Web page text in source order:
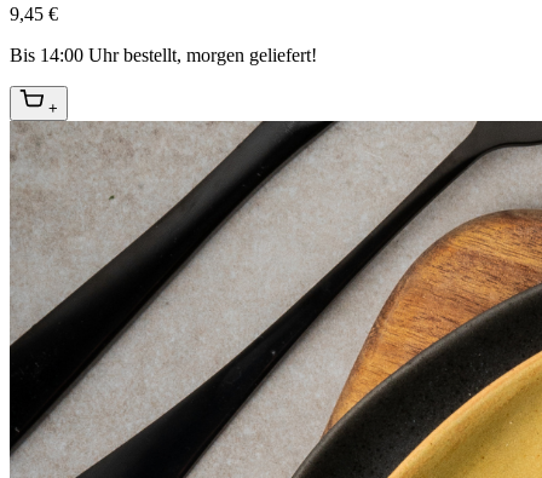
9,45 €
Bis 14:00 Uhr bestellt, morgen geliefert!
+